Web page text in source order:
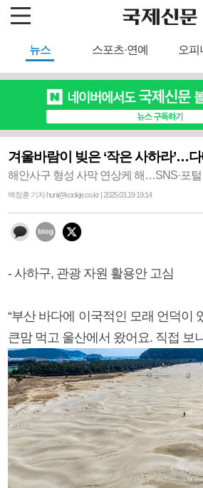
뉴스 스포츠·연예 오피
겨울바람이 빚은 ‘작은 사하라’…
해안사구 형성 사막 연상케 해…SNS·포털
백창훈 기자 huni@kookje.co.kr | 2025.03.19 19:14
- 사하구, 관광 자원 활용안 고심
“부산 바다에 이국적인 모래 언덕이
큰맘 먹고 울산에서 왔어요. 직접 보